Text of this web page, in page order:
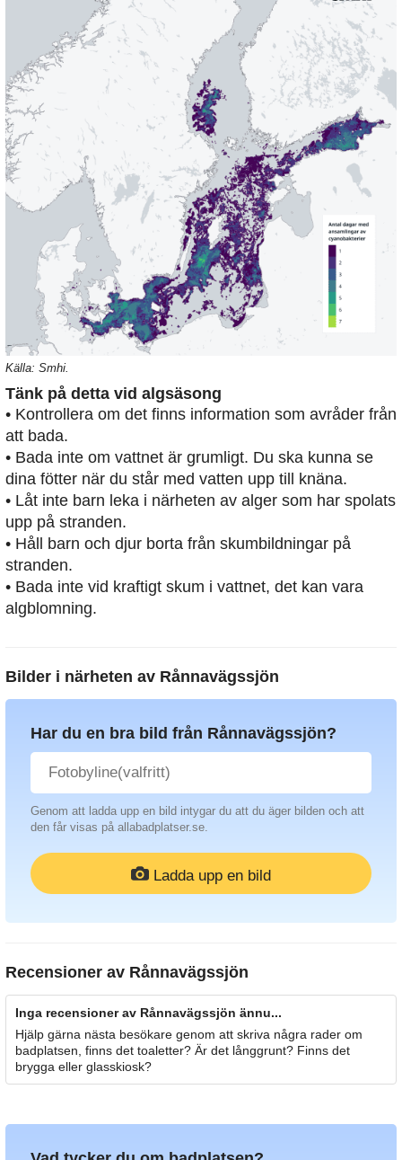
Källa: Smhi.
Tänk på detta vid algsäsong
• Kontrollera om det finns information som avråder från
att bada.
• Bada inte om vattnet är grumligt. Du ska kunna se
dina fötter när du står med vatten upp till knäna.
• Låt inte barn leka i närheten av alger som har spolats
upp på stranden.
• Håll barn och djur borta från skumbildningar på
stranden.
• Bada inte vid kraftigt skum i vattnet, det kan vara
algblomning.
Bilder i närheten av Rånnavägssjön
Har du en bra bild från Rånnavägssjön?
Genom att ladda upp en bild intygar du att du äger bilden och att
den får visas på allabadplatser.se.
Ladda upp en bild
Recensioner av Rånnavägssjön
Inga recensioner av Rånnavägssjön ännu...
Hjälp gärna nästa besökare genom att skriva några rader om
badplatsen, finns det toaletter? Är det långgrunt? Finns det
brygga eller glasskiosk?